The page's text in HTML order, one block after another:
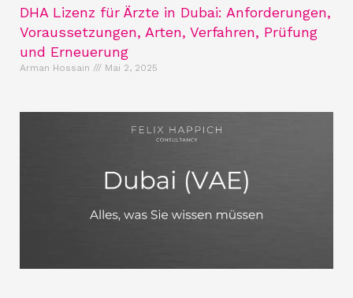
DHA Lizenz für Ärzte in Dubai: Anforderungen,
Voraussetzungen, Arten, Verfahren, Prüfung
und Erneuerung
Arman Hossain Mai 2, 2025